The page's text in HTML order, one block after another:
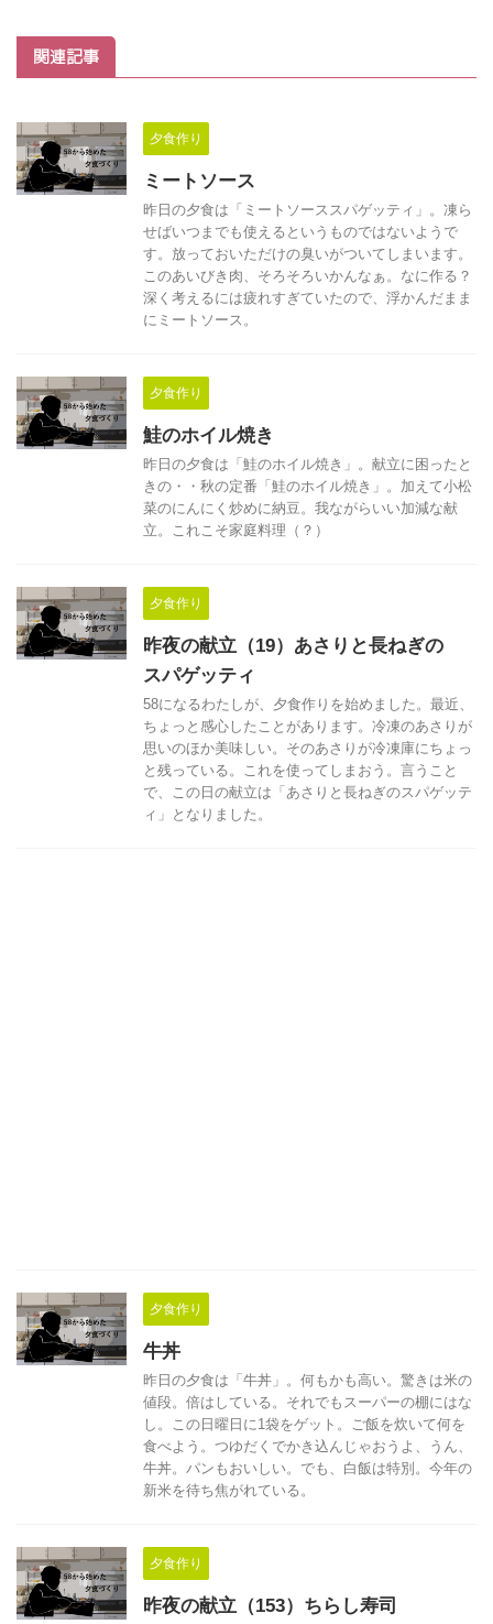
関連記事
夕食作り
ミートソース
昨日の夕食は「ミートソーススパゲッティ」。凍ら
せばいつまでも使えるというものではないようで
す。放っておいただけの臭いがついてしまいます。
このあいびき肉、そろそろいかんなぁ。なに作る？
深く考えるには疲れすぎていたので、浮かんだまま
にミートソース。
夕食作り
鮭のホイル焼き
昨日の夕食は「鮭のホイル焼き」。献立に困ったと
きの・・秋の定番「鮭のホイル焼き」。加えて小松
菜のにんにく炒めに納豆。我ながらいい加減な献
立。これこそ家庭料理（？）
夕食作り
昨夜の献立（19）あさりと長ねぎの
スパゲッティ
58になるわたしが、夕食作りを始めました。最近、
ちょっと感心したことがあります。冷凍のあさりが
思いのほか美味しい。そのあさりが冷凍庫にちょっ
と残っている。これを使ってしまおう。言うこと
で、この日の献立は「あさりと長ねぎのスパゲッテ
ィ」となりました。
夕食作り
牛丼
昨日の夕食は「牛丼」。何もかも高い。驚きは米の
値段。倍はしている。それでもスーパーの棚にはな
し。この日曜日に1袋をゲット。ご飯を炊いて何を
食べよう。つゆだくでかき込んじゃおうよ、うん、
牛丼。パンもおいしい。でも、白飯は特別。今年の
新米を待ち焦がれている。
夕食作り
昨夜の献立（153）ちらし寿司